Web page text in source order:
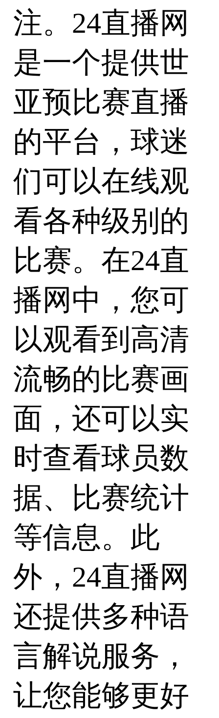
注。24直播网
是一个提供世
亚预比赛直播
的平台，球迷
们可以在线观
看各种级别的
比赛。在24直
播网中，您可
以观看到高清
流畅的比赛画
面，还可以实
时查看球员数
据、比赛统计
等信息。此
外，24直播网
还提供多种语
言解说服务，
让您能够更好